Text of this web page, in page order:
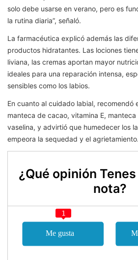
solo debe usarse en verano, pero es
la rutina diaria”, señaló.
La farmacéutica explicó además las
productos hidratantes. Las lociones
liviana, las cremas aportan mayor
ideales para una reparación intensa,
sensibles como los labios.
En cuanto al cuidado labial, recomendó
manteca de cacao, vitamina E,
vaselina, y advirtió que humedecer los
empeora la sequedad y el agrietamiento.
¿Qué opinión
nota?
1